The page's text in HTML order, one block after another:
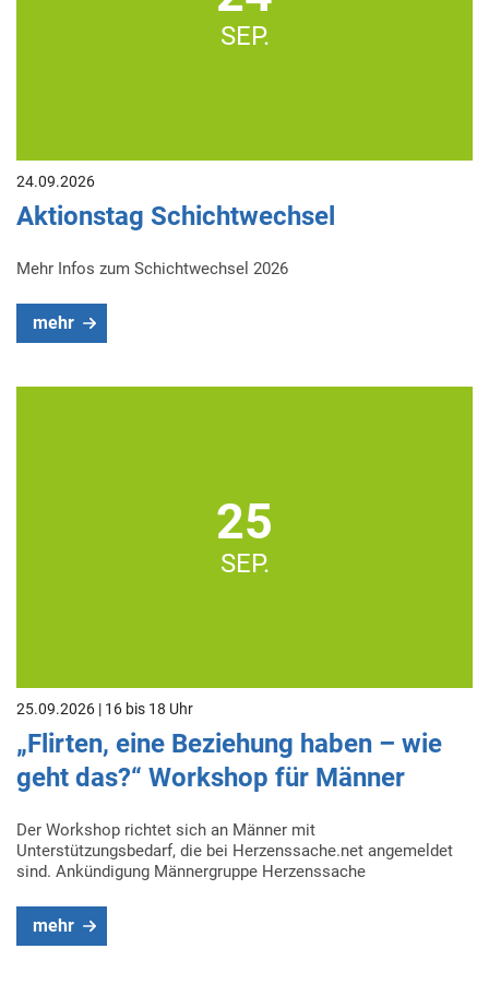
SEP.
24.09.2026
Aktionstag Schichtwechsel
Mehr Infos zum Schichtwechsel 2026
mehr
25
SEP.
25.09.2026 | 16 bis 18 Uhr
„Flirten, eine Beziehung haben – wie
geht das?“ Workshop für Männer
Der Workshop richtet sich an Männer mit
Unterstützungsbedarf, die bei Herzenssache.net angemeldet
sind. Ankündigung Männergruppe Herzenssache
mehr